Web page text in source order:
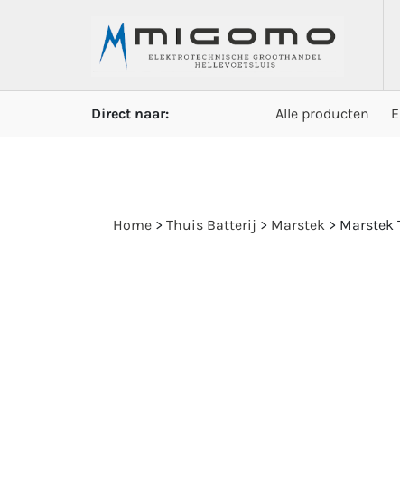
Direct naar: Alle producten
Home > Thuis Batterij > Marstek > Marstek